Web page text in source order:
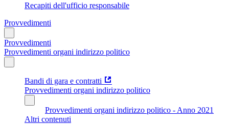
Recapiti dell'ufficio responsabile
Provvedimenti
Provvedimenti
Provvedimenti organi indirizzo politico
Bandi di gara e contratti
Provvedimenti organi indirizzo politico
Provvedimenti organi indirizzo politico - Anno 2021
Altri contenuti